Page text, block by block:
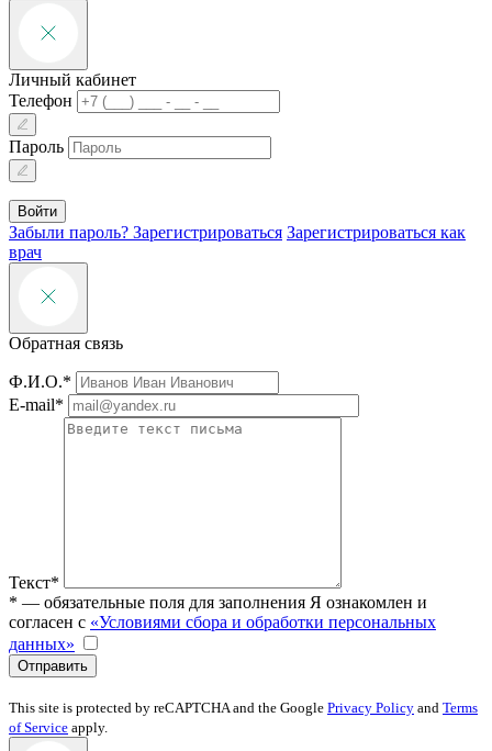
Личный кабинет
Телефон
Пароль
Войти
Забыли пароль? Зарегистрироваться Зарегистрироваться как
врач
Обратная связь
Ф.И.О.*
E-mail*
Текст*
* — обязательные поля для заполнения Я ознакомлен и
согласен с «Условиями сбора и обработки персональных
данных»
Отправить
This site is protected by reCAPTCHA and the Google Privacy Policy and Terms
of Service apply.